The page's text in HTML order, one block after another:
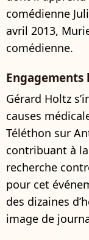
comédienne
avril 2013,
comédienne.
Gérard Holtz
causes
Téléthon sur
contribuant à
recherche
pour cet
des dizaines
image de